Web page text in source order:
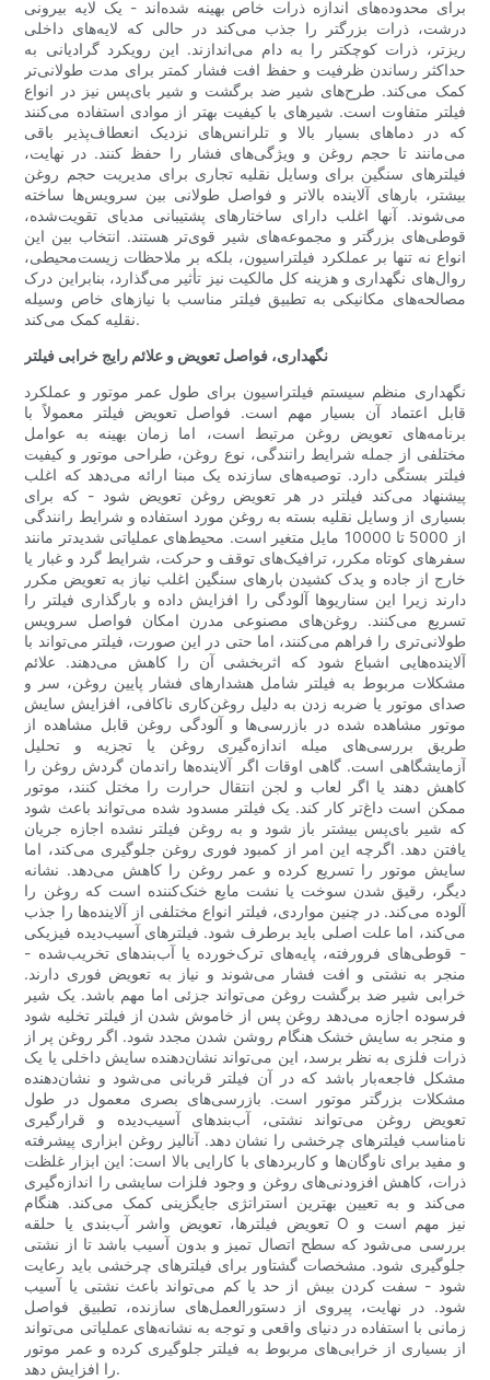
برای محدوده‌های اندازه ذرات خاص بهینه شده‌اند - یک لایه بیرونی
درشت، ذرات بزرگتر را جذب می‌کند در حالی که لایه‌های داخلی
ریزتر، ذرات کوچکتر را به دام می‌اندازند. این رویکرد گرادیانی به
حداکثر رساندن ظرفیت و حفظ افت فشار کمتر برای مدت طولانی‌تر
کمک می‌کند. طرح‌های شیر ضد برگشت و شیر بای‌پس نیز در انواع
فیلتر متفاوت است. شیرهای با کیفیت بهتر از موادی استفاده می‌کنند
که در دماهای بسیار بالا و تلرانس‌های نزدیک انعطاف‌پذیر باقی
می‌مانند تا حجم روغن و ویژگی‌های فشار را حفظ کنند. در نهایت،
فیلترهای سنگین برای وسایل نقلیه تجاری برای مدیریت حجم روغن
بیشتر، بارهای آلاینده بالاتر و فواصل طولانی بین سرویس‌ها ساخته
می‌شوند. آنها اغلب دارای ساختارهای پشتیبانی مدیای تقویت‌شده،
قوطی‌های بزرگتر و مجموعه‌های شیر قوی‌تر هستند. انتخاب بین این
انواع نه تنها بر عملکرد فیلتراسیون، بلکه بر ملاحظات زیست‌محیطی،
روال‌های نگهداری و هزینه کل مالکیت نیز تأثیر می‌گذارد، بنابراین درک
مصالحه‌های مکانیکی به تطبیق فیلتر مناسب با نیازهای خاص وسیله
نقلیه کمک می‌کند.
نگهداری، فواصل تعویض و علائم رایج خرابی فیلتر
نگهداری منظم سیستم فیلتراسیون برای طول عمر موتور و عملکرد
قابل اعتماد آن بسیار مهم است. فواصل تعویض فیلتر معمولاً با
برنامه‌های تعویض روغن مرتبط است، اما زمان بهینه به عوامل
مختلفی از جمله شرایط رانندگی، نوع روغن، طراحی موتور و کیفیت
فیلتر بستگی دارد. توصیه‌های سازنده یک مبنا ارائه می‌دهد که اغلب
پیشنهاد می‌کند فیلتر در هر تعویض روغن تعویض شود - که برای
بسیاری از وسایل نقلیه بسته به روغن مورد استفاده و شرایط رانندگی
از 5000 تا 10000 مایل متغیر است. محیط‌های عملیاتی شدیدتر مانند
سفرهای کوتاه مکرر، ترافیک‌های توقف و حرکت، شرایط گرد و غبار یا
خارج از جاده و یدک کشیدن بارهای سنگین اغلب نیاز به تعویض مکرر
دارند زیرا این سناریوها آلودگی را افزایش داده و بارگذاری فیلتر را
تسریع می‌کنند. روغن‌های مصنوعی مدرن امکان فواصل سرویس
طولانی‌تری را فراهم می‌کنند، اما حتی در این صورت، فیلتر می‌تواند با
آلاینده‌هایی اشباع شود که اثربخشی آن را کاهش می‌دهند. علائم
مشکلات مربوط به فیلتر شامل هشدارهای فشار پایین روغن، سر و
صدای موتور یا ضربه زدن به دلیل روغن‌کاری ناکافی، افزایش سایش
موتور مشاهده شده در بازرسی‌ها و آلودگی روغن قابل مشاهده از
طریق بررسی‌های میله اندازه‌گیری روغن یا تجزیه و تحلیل
آزمایشگاهی است. گاهی اوقات اگر آلاینده‌ها راندمان گردش روغن را
کاهش دهند یا اگر لعاب و لجن انتقال حرارت را مختل کنند، موتور
ممکن است داغ‌تر کار کند. یک فیلتر مسدود شده می‌تواند باعث شود
که شیر بای‌پس بیشتر باز شود و به روغن فیلتر نشده اجازه جریان
یافتن دهد. اگرچه این امر از کمبود فوری روغن جلوگیری می‌کند، اما
سایش موتور را تسریع کرده و عمر روغن را کاهش می‌دهد. نشانه
دیگر، رقیق شدن سوخت یا نشت مایع خنک‌کننده است که روغن را
آلوده می‌کند. در چنین مواردی، فیلتر انواع مختلفی از آلاینده‌ها را جذب
می‌کند، اما علت اصلی باید برطرف شود. فیلترهای آسیب‌دیده فیزیکی
- قوطی‌های فرورفته، پایه‌های ترک‌خورده یا آب‌بندهای تخریب‌شده -
منجر به نشتی و افت فشار می‌شوند و نیاز به تعویض فوری دارند.
خرابی شیر ضد برگشت روغن می‌تواند جزئی اما مهم باشد. یک شیر
فرسوده اجازه می‌دهد روغن پس از خاموش شدن از فیلتر تخلیه شود
و منجر به سایش خشک هنگام روشن شدن مجدد شود. اگر روغن پر از
ذرات فلزی به نظر برسد، این می‌تواند نشان‌دهنده سایش داخلی یا یک
مشکل فاجعه‌بار باشد که در آن فیلتر قربانی می‌شود و نشان‌دهنده
مشکلات بزرگتر موتور است. بازرسی‌های بصری معمول در طول
تعویض روغن می‌تواند نشتی، آب‌بندهای آسیب‌دیده و قرارگیری
نامناسب فیلترهای چرخشی را نشان دهد. آنالیز روغن ابزاری پیشرفته
و مفید برای ناوگان‌ها و کاربردهای با کارایی بالا است: این ابزار غلظت
ذرات، کاهش افزودنی‌های روغن و وجود فلزات سایشی را اندازه‌گیری
می‌کند و به تعیین بهترین استراتژی جایگزینی کمک می‌کند. هنگام
تعویض فیلترها، تعویض واشر آب‌بندی یا حلقه O نیز مهم است و
بررسی می‌شود که سطح اتصال تمیز و بدون آسیب باشد تا از نشتی
جلوگیری شود. مشخصات گشتاور برای فیلترهای چرخشی باید رعایت
شود - سفت کردن بیش از حد یا کم می‌تواند باعث نشتی یا آسیب
شود. در نهایت، پیروی از دستورالعمل‌های سازنده، تطبیق فواصل
زمانی با استفاده در دنیای واقعی و توجه به نشانه‌های عملیاتی می‌تواند
از بسیاری از خرابی‌های مربوط به فیلتر جلوگیری کرده و عمر موتور
را افزایش دهد.